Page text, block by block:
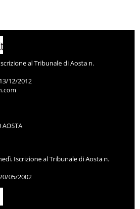
al Tribunale di Aosta n.
12/2012
Iscrizione al Tribunale di Aosta n.
05/2002